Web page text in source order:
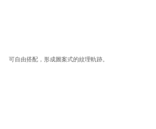
可自由搭配，形成圖案式的紋理軌跡。